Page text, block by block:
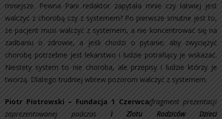
mniejsze. Pewna Pani redaktor zapytała mnie czy łatwiej jest
walczyć z chorobą czy z systemem? Po pierwsze smutne jest to,
że pacjent musi walczyć z systemem, a nie koncentrować się na
zadbaniu o zdrowie, a jeśli chodzi o pytanie; aby zwyciężyć
chorobę potrzebne jest lekarstwo i ludzie potrafiący je wskazać.
Niestety system to nie choroba, ale przepisy i ludzie którzy je
tworzą. Dlatego trudniej wbrew pozorom walczyć z systemem.
Piotr Piotrowski – Fundacja 1 Czerwca(fragment prezentacji
zaprezentowanej podczas I Zlotu
Rodziców Dzieci